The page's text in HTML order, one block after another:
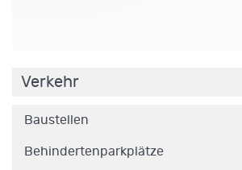
Verkehr
Baustellen
Behindertenparkplätze